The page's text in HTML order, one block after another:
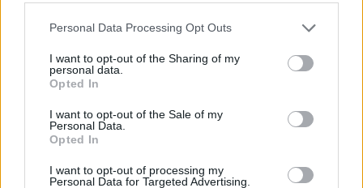
Personal Data Processing Opt Outs
I want to opt-out of the Sharing of my
personal data.
Opted In
I want to opt-out of the Sale of my
Personal Data.
Opted In
I want to opt-out of processing my
Personal Data for Targeted Advertising.
«busification».
Πάρο: 4χρονος έχασε τη ζωή
του σε πισίνα beach bar –
ανασύρει
σύμφωνα με πληροφορίες, κανείς δεν
βρισκόταν κοντά στο παιδί εκείνη την